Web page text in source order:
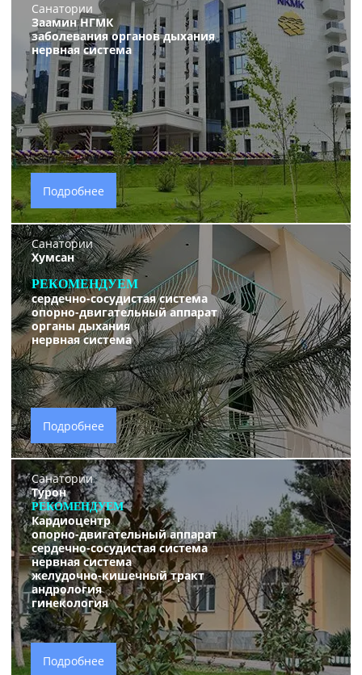
Санатории
Заамин НГМК
заболевания органов дыхания
нервная система
Подробнее
Санатории
Хумсан
РЕКОМЕНДУЕМ
сердечно-сосудистая система
опорно-двигательный аппарат
органы дыхания
нервная система
Подробнее
Санатории
Турон
РЕКОМЕНДУЕМ
Кардиоцентр
опорно-двигательный аппарат
сердечно-сосудистая система
нервная система
желудочно-кишечный тракт
андрология
гинекология
Подробнее